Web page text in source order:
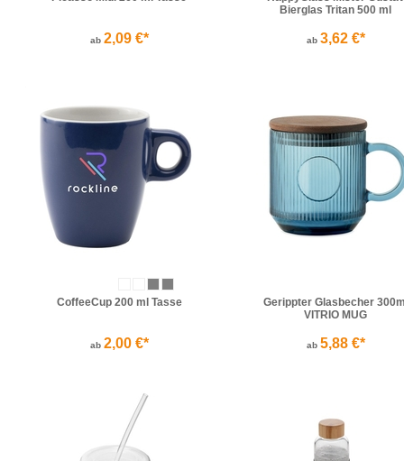
ab 2,09 €*
Bierglas Tritan 500 ml
ab 3,62 €*
CoffeeCup 200 ml Tasse
ab 2,00 €*
Gerippter Glasbecher
VITRIO MUG
ab 5,88 €*